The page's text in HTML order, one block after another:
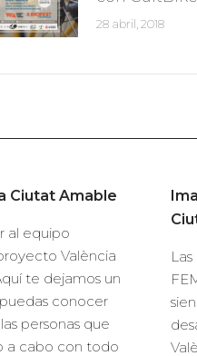
28 abril, 2018
Ciutat Amable
al equipo
València
te dejamos un
conocer
personas que
a cabo con todo